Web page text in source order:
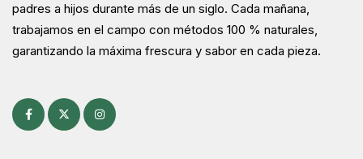
padres a hijos durante más de un siglo. Cada mañana,
trabajamos en el campo con métodos 100 % naturales,
garantizando la máxima frescura y sabor en cada pieza.